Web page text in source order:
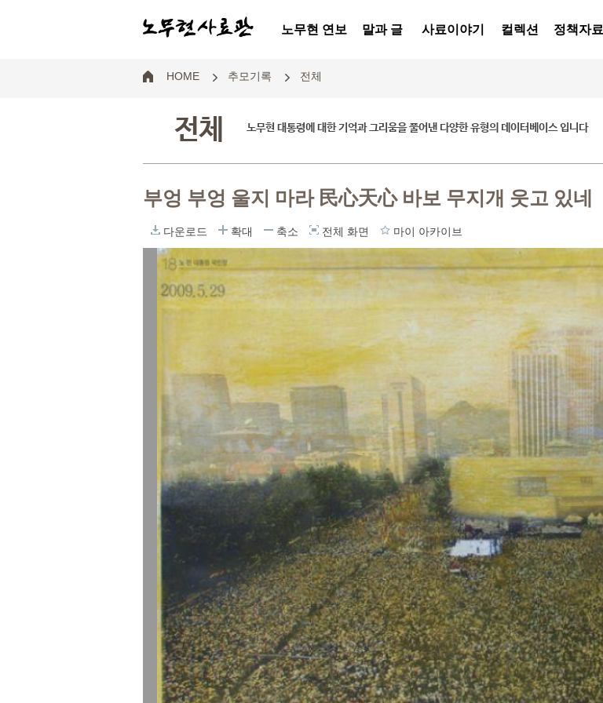
노무현 연보 말과 글 사료이야기 컬렉션 정책자료
HOME 추모기록 전체
전체 노무현 대통령에 대한 기억과 그리움을 풀어낸 다양한 유형의 데이터베이스 입니다
부엉 부엉 울지 마라 民心天心 바보 무지개 웃고 있네
다운로드 확대 축소 전체 화면 마이 아카이브